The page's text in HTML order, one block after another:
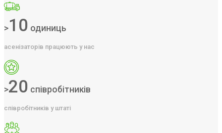
>10 одиниць
асенізаторів працюють у нас
>20 співробітників
співробітників у штаті